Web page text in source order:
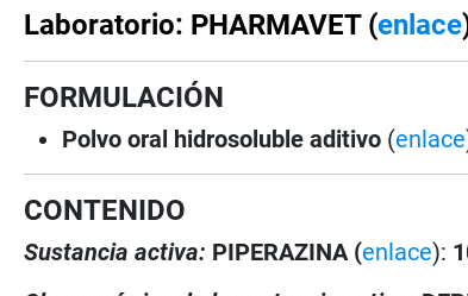
Laboratorio: PHARMAVET (enlace
FORMULACIÓN
Polvo oral hidrosoluble aditivo (enlace
CONTENIDO
Sustancia activa: PIPERAZINA (enlace):